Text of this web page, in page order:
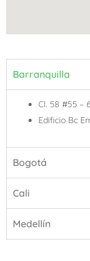
Barranquilla
Cl. 58 #55 –
Edificio Bc
Bogotá
Cali
Medellín